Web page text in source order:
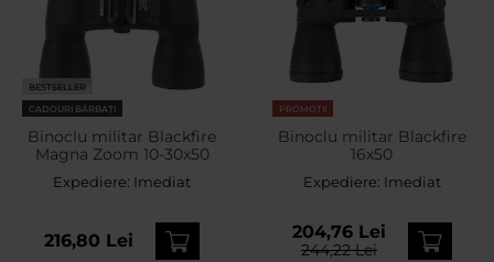
BESTSELLER
CADOURI BĂRBAȚI
Binoclu militar Blackfire
Magna Zoom 10-30x50
Expediere: Imediat
216,80 Lei
PROMOTII
Binoclu militar Blackfire
16x50
Expediere: Imediat
204,76 Lei
244,22 Lei